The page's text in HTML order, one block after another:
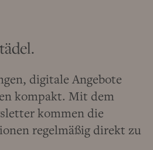
digitale Angebote
kompakt. Mit dem
kommen die
regelmäßig direkt zu